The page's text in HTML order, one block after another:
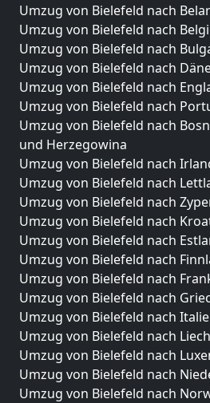
Umzug von Bielefeld nach
Umzug von Bielefeld nach
Umzug von Bielefeld nach
Umzug von Bielefeld nach
Umzug von Bielefeld nach
Umzug von Bielefeld nach
Umzug von Bielefeld nach
und Herzegowina
Umzug von Bielefeld nach
Umzug von Bielefeld nach
Umzug von Bielefeld nach
Umzug von Bielefeld nach
Umzug von Bielefeld nach
Umzug von Bielefeld nach
Umzug von Bielefeld nach
Umzug von Bielefeld nach
Umzug von Bielefeld nach
Umzug von Bielefeld nach
Umzug von Bielefeld nach
Umzug von Bielefeld nach
Umzug von Bielefeld nach